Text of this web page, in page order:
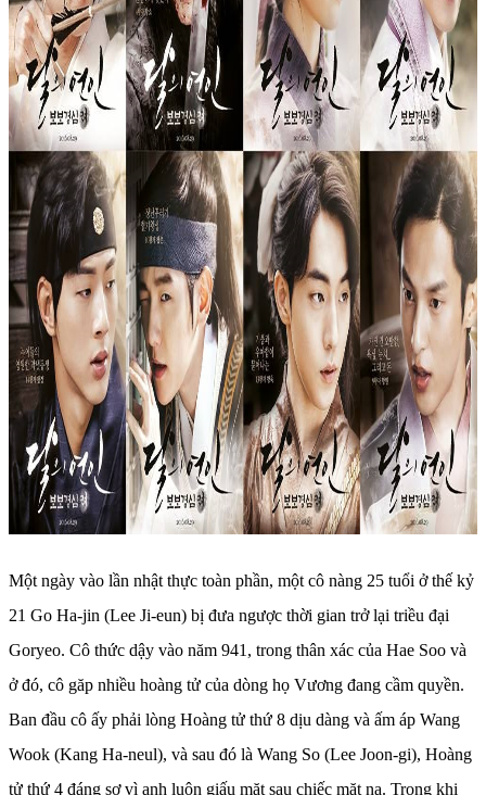
Một ngày vào lần nhật thực toàn phần, một cô nàng 25 tuổi ở thế kỷ
21 Go Ha-jin (Lee Ji-eun) bị đưa ngược thời gian trở lại triều đại
Goryeo. Cô thức dậy vào năm 941, trong thân xác của Hae Soo và
ở đó, cô găp nhiều hoàng tử của dòng họ Vương đang cầm quyền.
Ban đầu cô ấy phải lòng Hoàng tử thứ 8 dịu dàng và ấm áp Wang
Wook (Kang Ha-neul), và sau đó là Wang So (Lee Joon-gi), Hoàng
tử thứ 4 đáng sợ vì anh luôn giấu mặt sau chiếc mặt nạ. Trong khi